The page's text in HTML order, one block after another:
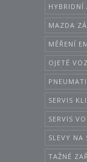
HYBRIDNÍ
MAZDA
MĚŘENÍ
OJETÉ
SERVIS
SERVIS
SLEVY NA
TAŽNÉ